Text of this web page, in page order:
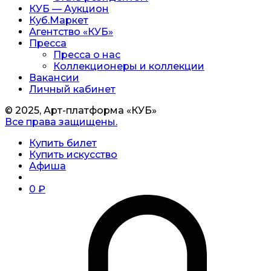
КУБ — Аукцион
Куб.Маркет
Агентство «КУБ»
Пресса
Пресса о нас
Коллекционеры и коллекции
Вакансии
Личный кабинет
© 2025, Арт-платформа «КУБ»
Все права защищены.
Купить билет
Купить искусство
Афиша
0 ₽